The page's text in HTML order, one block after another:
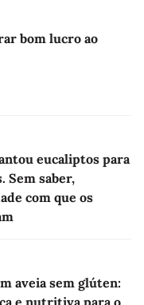
bom lucro ao
eucaliptos para
Sem saber,
com que os
aveia sem glúten:
e nutritiva para o